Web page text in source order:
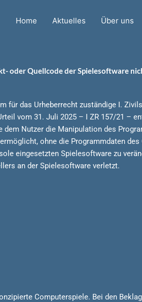
Home Aktuelles Über uns
oder Quellcode der Spielesoftware
für das Urheberrecht zuständige I.
vom 31. Juli 2025 – I ZR 157/21 –
dem Nutzer die Manipulation des
ohne die Programmdaten des
eingesetzten Spielesoftware zu
an der Spielesoftware verletzt.
Computerspiele. Bei den